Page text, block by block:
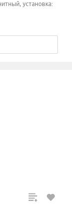
установка: